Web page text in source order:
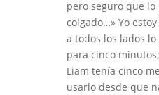
pero seguro que
colgado…» Yo
a todos los lados
para cinco
Liam tenía cinco
usarlo desde que